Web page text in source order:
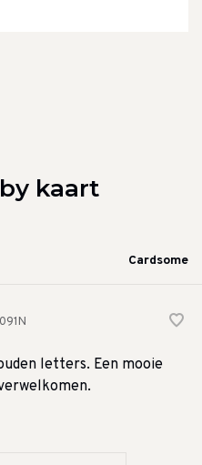
kaart
Cardsome
letters. Een mooie